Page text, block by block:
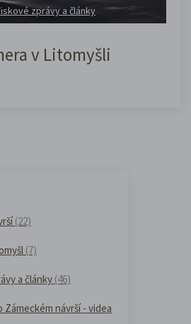
zprávy a články
v Litomyšli
(22)
(7)
a články (46)
Zámeckém návrší - videa